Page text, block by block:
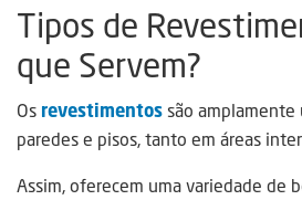
Tipos de
que Servem?
Os revestimentos são
paredes e pisos, tanto em áreas
Assim, oferecem uma variedade de